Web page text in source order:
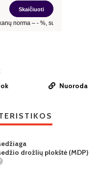
Nuoroda
drožlių plokštė (MDP)